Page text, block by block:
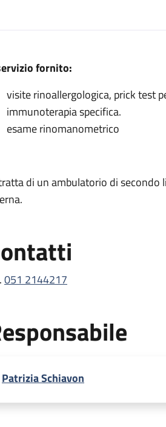
fornito:
visite rinoallergologica, prick test
immunoterapia specifica.
esame rinomanometrico
di un ambulatorio di secondo
051 2144217
Patrizia Schiavon